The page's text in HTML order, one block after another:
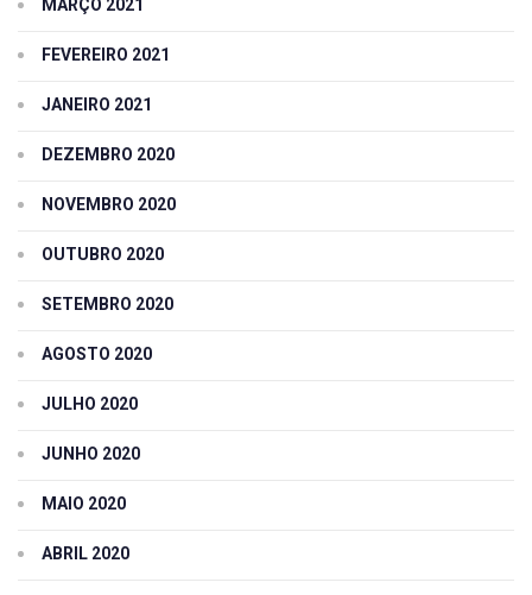
MARÇO 2021
FEVEREIRO 2021
JANEIRO 2021
DEZEMBRO 2020
NOVEMBRO 2020
OUTUBRO 2020
SETEMBRO 2020
AGOSTO 2020
JULHO 2020
JUNHO 2020
MAIO 2020
ABRIL 2020